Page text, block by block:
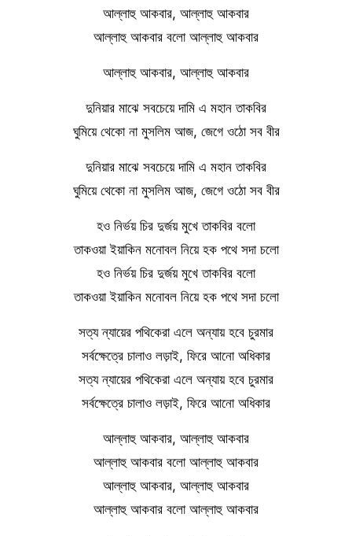
আল্লাহু আকবার, আল্লাহু আকবার
আল্লাহু আকবার বলো আল্লাহু আকবার
আল্লাহু আকবার, আল্লাহু আকবার
দুনিয়ার মাঝে সবচেয়ে দামি এ মহান তাকবির
ঘুমিয়ে থেকো না মুসলিম আজ, জেগে ওঠো সব বীর
দুনিয়ার মাঝে সবচেয়ে দামি এ মহান তাকবির
ঘুমিয়ে থেকো না মুসলিম আজ, জেগে ওঠো সব বীর
হও নির্ভয় চির দুর্জয় মুখে তাকবির বলো
তাকওয়া ইয়াকিন মনোবল নিয়ে হক পথে সদা চলো
হও নির্ভয় চির দুর্জয় মুখে তাকবির বলো
তাকওয়া ইয়াকিন মনোবল নিয়ে হক পথে সদা চলো
সত্য ন্যায়ের পথিকেরা এলে অন্যায় হবে চুরমার
সর্বক্ষেত্রে চালাও লড়াই, ফিরে আনো অধিকার
সত্য ন্যায়ের পথিকেরা এলে অন্যায় হবে চুরমার
সর্বক্ষেত্রে চালাও লড়াই, ফিরে আনো অধিকার
আল্লাহু আকবার, আল্লাহু আকবার
আল্লাহু আকবার বলো আল্লাহু আকবার
আল্লাহু আকবার, আল্লাহু আকবার
আল্লাহু আকবার বলো আল্লাহু আকবার